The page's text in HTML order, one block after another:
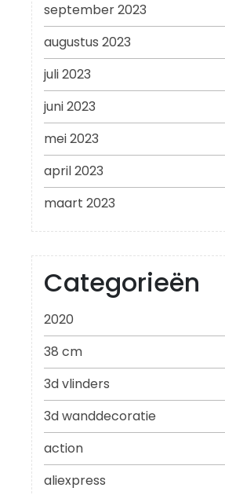
september 2023
augustus 2023
juli 2023
juni 2023
mei 2023
april 2023
maart 2023
Categorieën
2020
38 cm
3d vlinders
3d wanddecoratie
action
aliexpress